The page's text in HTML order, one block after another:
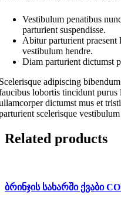
Vestibulum penatibus
parturient suspendisse.
Abitur parturient praesent
vestibulum hendre.
Diam parturient dictumst
adipiscing
lobortis tincidunt purus
dictumst mus et
scelerisque
Related products
ბრინჯის სახარში ქვაბი